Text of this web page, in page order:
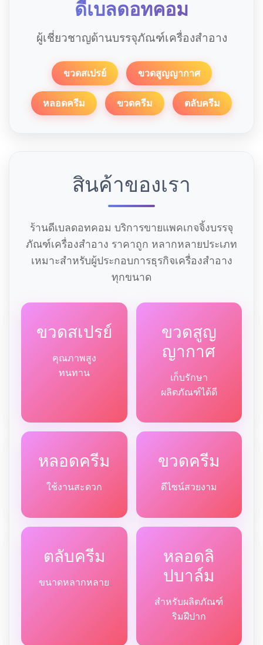
ดีเบลดอทคอม
ผู้เชี่ยวชาญด้านบรรจุภัณฑ์เครื่องสำอาง
ขวดสเปรย์ ขวดสูญญากาศ
หลอดครีม ขวดครีม ตลับครีม
สินค้าของเรา
ร้านดีเบลดอทคอม บริการขายแพคเกจจิ้งบรรจุ
ภัณฑ์เครื่องสำอาง ราคาถูก หลากหลายประเภท
เหมาะสำหรับผู้ประกอบการธุรกิจเครื่องสำอาง
ทุกขนาด
ขวดสเปรย์
คุณภาพสูง
ทนทาน
ขวดสูญ
ญากาศ
เก็บรักษา
ผลิตภัณฑ์ได้ดี
หลอดครีม
ใช้งานสะดวก
ขวดครีม
ดีไซน์สวยงาม
ตลับครีม
ขนาดหลากหลาย
หลอดลิ
ปบาล์ม
สำหรับผลิตภัณฑ์
ริมฝีปาก